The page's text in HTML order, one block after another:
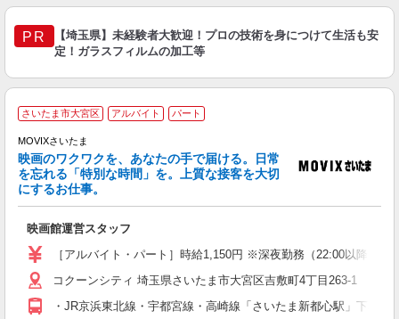
PR
【埼玉県】未経験者大歓迎！プロの技術を身につけて生活も安
定！ガラスフィルムの加工等
さいたま市大宮区 アルバイト パート
MOVIXさいたま
映画のワクワクを、あなたの手で届ける。日常
を忘れる「特別な時間」を。上質な接客を大切
にするお仕事。
映画館運営スタッフ
［アルバイト・パート］時給1,150円 ※深夜勤務（22:00以降〜
コクーンシティ 埼玉県さいたま市大宮区吉敷町4丁目263-1
・JR京浜東北線・宇都宮線・高崎線「さいたま新都心駅」下車